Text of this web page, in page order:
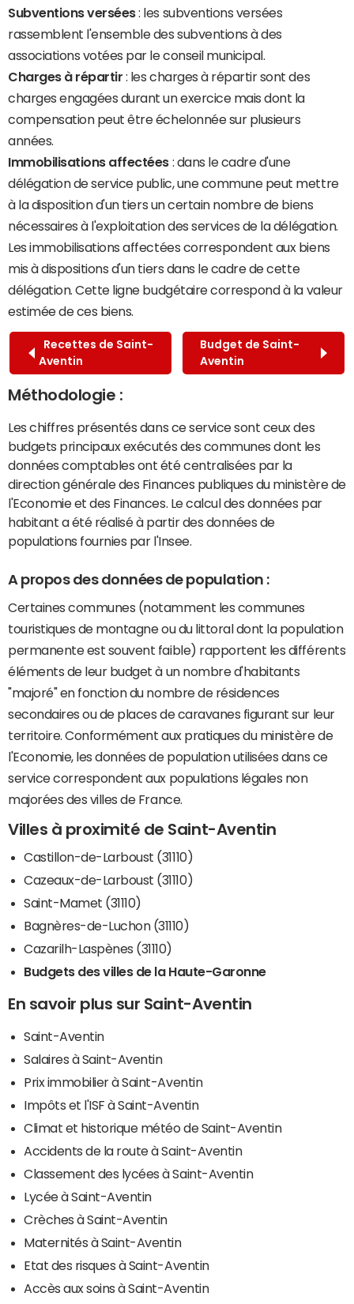
Subventions versées: les subventions versées
rassemblent l'ensemble des subventions à des
associations votées par le conseil municipal.
Charges à répartir : les charges à répartir sont des
charges engagées durant un exercice mais dont la
compensation peut être échelonnée sur plusieurs
années.
Immobilisations affectées : dans le cadre d'une
délégation de service public, une commune peut mettre
à la disposition d'un tiers un certain nombre de biens
nécessaires à l'exploitation des services de la délégation.
Les immobilisations affectées correspondent aux biens
mis à dispositions d'un tiers dans le cadre de cette
délégation. Cette ligne budgétaire correspond à la valeur
estimée de ces biens.
Recettes de Saint-
Aventin
Budget de Saint-
Aventin
Méthodologie :
Les chiffres présentés dans ce service sont ceux des
budgets principaux exécutés des communes dont les
données comptables ont été centralisées par la
direction générale des Finances publiques du ministère de
l'Economie et des Finances. Le calcul des données par
habitant a été réalisé à partir des données de
populations fournies par l'Insee.
A propos des données de population :
Certaines communes (notamment les communes
touristiques de montagne ou du littoral dont la population
permanente est souvent faible) rapportent les différents
éléments de leur budget à un nombre d'habitants
"majoré" en fonction du nombre de résidences
secondaires ou de places de caravanes figurant sur leur
territoire. Conformément aux pratiques du ministère de
l'Economie, les données de population utilisées dans ce
service correspondent aux populations légales non
majorées des villes de France.
Villes à proximité de Saint-Aventin
Castillon-de-Larboust (31110)
Cazeaux-de-Larboust (31110)
Saint-Mamet (31110)
Bagnères-de-Luchon (31110)
Cazarilh-Laspènes (31110)
Budgets des villes de la Haute-Garonne
En savoir plus sur Saint-Aventin
Saint-Aventin
Salaires à Saint-Aventin
Prix immobilier à Saint-Aventin
Impôts et l'ISF à Saint-Aventin
Climat et historique météo de Saint-Aventin
Accidents de la route à Saint-Aventin
Classement des lycées à Saint-Aventin
Lycée à Saint-Aventin
Crèches à Saint-Aventin
Maternités à Saint-Aventin
Etat des risques à Saint-Aventin
Accès aux soins à Saint-Aventin